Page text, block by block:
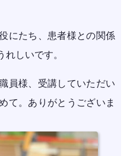
にたち、患者様との関係
しいです。
員様、受講していただい
て。ありがとうございま